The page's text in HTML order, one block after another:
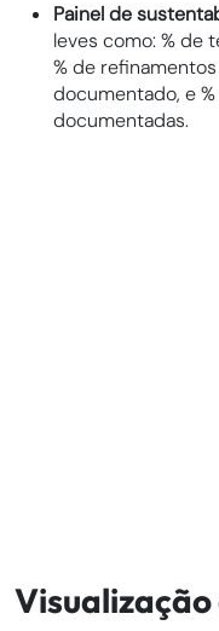
Painel de
leves como: % de
% de
documentado, e
documentadas.
Visualização